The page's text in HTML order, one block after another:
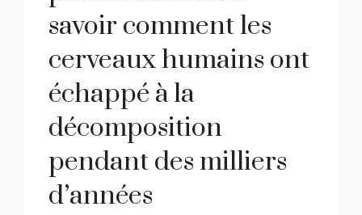
savoir comment les
cerveaux humains ont
échappé à la
décomposition
pendant des milliers
d’années